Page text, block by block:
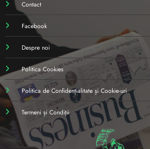
Contact
Facebook
Despre noi
Politica Cookies
Politica de Confidențialitate și Cookie-uri
Termeni și Condiții